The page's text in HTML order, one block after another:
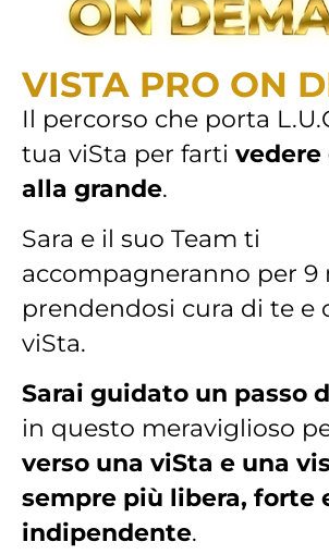
VISTA PRO ON
Il percorso che porta
tua viSta per farti vedere
alla grande.
Sara e il suo Team ti
accompagneranno per 9
prendendosi cura di te e
viSta.
Sarai guidato un passo
in questo meraviglioso
verso una viSta e una
sempre più libera, forte
indipendente.